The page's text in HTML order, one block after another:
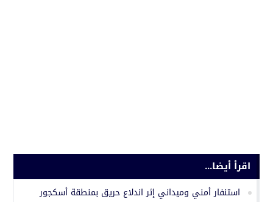
اقرأ أيضا...
استنفار أمني وميداني إثر اندلاع حريق بمنطقة أسكجور